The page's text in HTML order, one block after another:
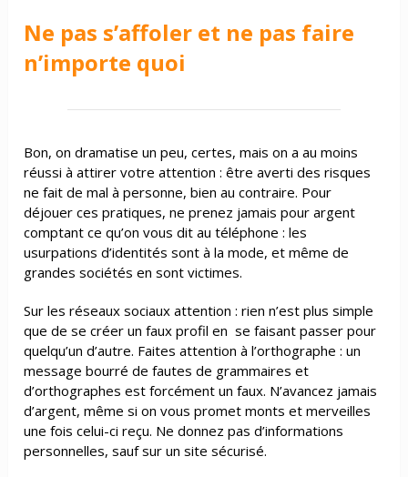
Ne pas s’affoler et ne pas faire
n’importe quoi
Bon, on dramatise un peu, certes, mais on a au moins
réussi à attirer votre attention : être averti des risques
ne fait de mal à personne, bien au contraire. Pour
déjouer ces pratiques, ne prenez jamais pour argent
comptant ce qu’on vous dit au téléphone : les
usurpations d’identités sont à la mode, et même de
grandes sociétés en sont victimes.
Sur les réseaux sociaux attention : rien n’est plus simple
que de se créer un faux profil en se faisant passer pour
quelqu’un d’autre. Faites attention à l’orthographe : un
message bourré de fautes de grammaires et
d’orthographes est forcément un faux. N’avancez jamais
d’argent, même si on vous promet monts et merveilles
une fois celui-ci reçu. Ne donnez pas d’informations
personnelles, sauf sur un site sécurisé.